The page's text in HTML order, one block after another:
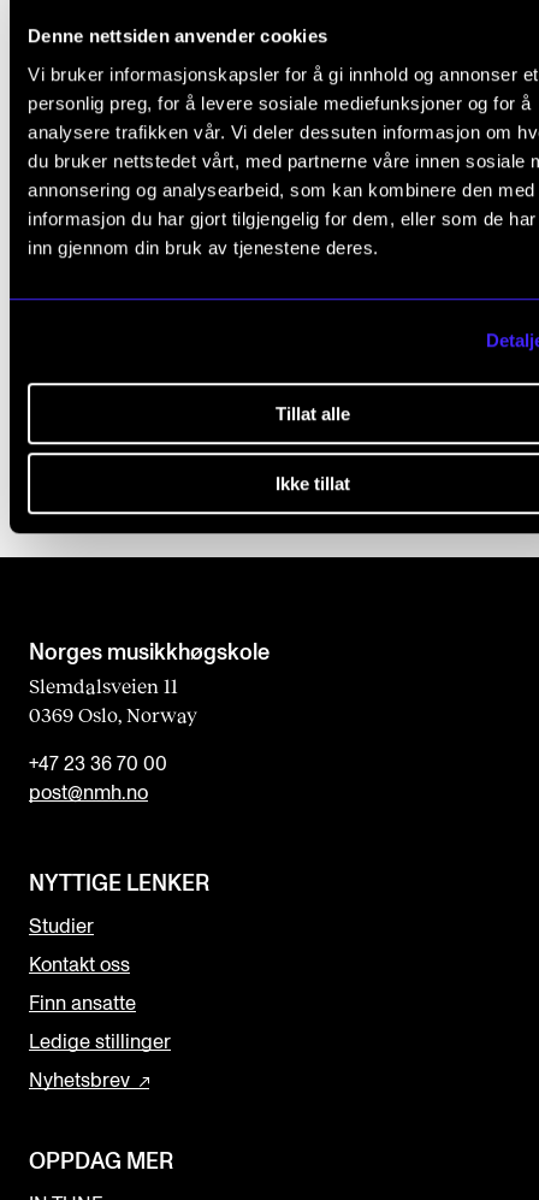
Denne nettsiden anvender cookies
Vi bruker informasjonskapsler for å gi innhold og annonser et
personlig preg, for å levere sosiale mediefunksjoner og for å
analysere trafikken vår. Vi deler dessuten informasjon om
du bruker nettstedet vårt, med partnerne våre innen sosiale
annonsering og analysearbeid, som kan kombinere den med
informasjon du har gjort tilgjengelig for dem, eller som de
inn gjennom din bruk av tjenestene deres.
Tillat alle
Ikke tillat
Henning Lillehaug (trommer)
Tobias Fjugstad Flaate (el-bass)
Katarina Sjåfjell (gitar)
Norges musikk­høgskole
Slemdalsveien 11
0369 Oslo, Norway
+47 23 36 70 00
post@nmh.no
NYTTIGE LENKER
Studier
Kontakt oss
Finn ansatte
Ledige stillinger
Nyhetsbrev
OPPDAG MER